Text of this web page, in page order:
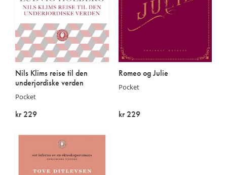
Nils Klims reise til den
underjordiske verden
Pocket
kr 229
Romeo og Julie
Pocket
kr 229